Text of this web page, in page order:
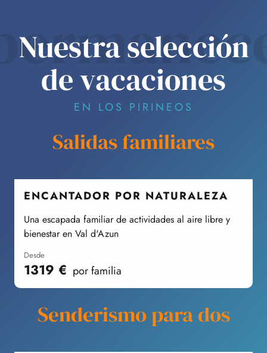
Nuestra selección
de vacaciones
EN LOS PIRINEOS
Salidas familiares
ENCANTADOR POR NATURALEZA
Una escapada familiar de actividades al aire libre y
bienestar en Val d'Azun
desde
1319 € por familia
Senderismo para dos